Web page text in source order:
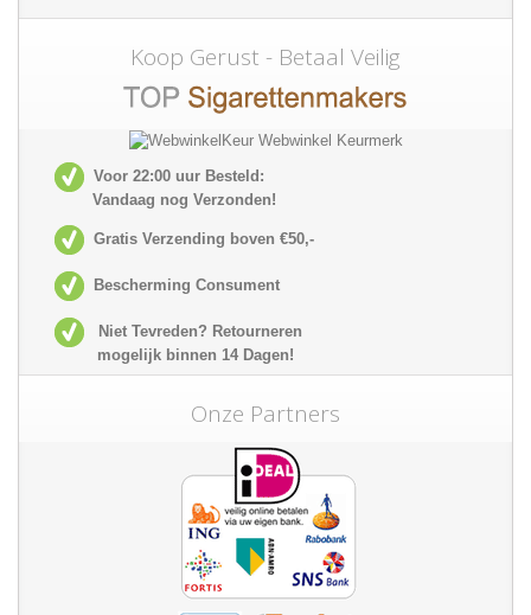
Koop Gerust - Betaal Veilig
Voor 22:00 uur Besteld:
Vandaag nog Verzonden!
Gratis Verzending boven €50,-
Bescherming Consument
Niet Tevreden? Retourneren
mogelijk binnen 14 Dagen!
Onze Partners